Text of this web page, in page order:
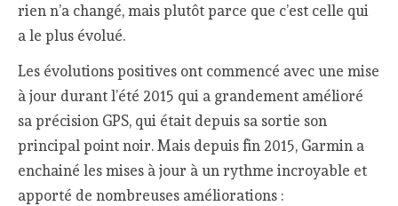
rien n’a changé, mais plutôt parce que c’est celle qui
a le plus évolué.
Les évolutions positives ont commencé avec une mise
à jour durant l’été 2015 qui a grandement amélioré
sa précision GPS, qui était depuis sa sortie son
principal point noir. Mais depuis fin 2015, Garmin a
enchainé les mises à jour à un rythme incroyable et
apporté de nombreuses améliorations :